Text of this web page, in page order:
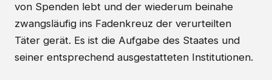
von Spenden lebt und der wiederum beinahe
zwangsläufig ins Fadenkreuz der verurteilten
Täter gerät. Es ist die Aufgabe des Staates und
seiner entsprechend ausgestatteten Institutionen.